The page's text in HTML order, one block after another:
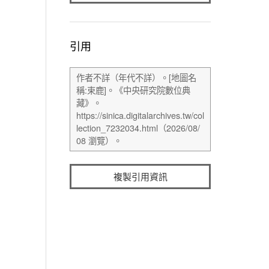
引用
複製引用資訊